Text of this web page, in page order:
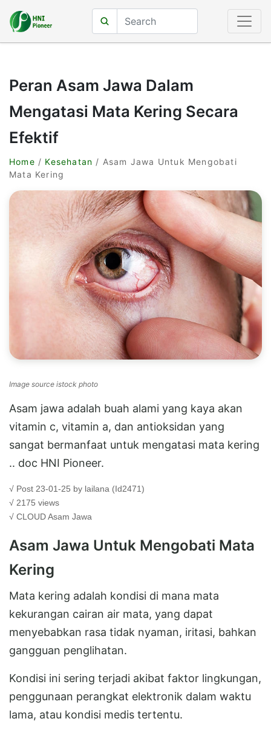
Peran Asam Jawa Dalam
Mengatasi Mata Kering Secara
Efektif
Home / Kesehatan / Asam Jawa Untuk Mengobati
Mata Kering
Image source istock photo
Asam jawa adalah buah alami yang kaya akan
vitamin c, vitamin a, dan antioksidan yang
sangat bermanfaat untuk mengatasi mata kering
.. doc HNI Pioneer.
√ Post 23-01-25 by lailana (Id2471)
√ 2175 views
√ CLOUDAsam Jawa
Asam Jawa Untuk Mengobati Mata
Kering
Mata kering adalah kondisi di mana mata
kekurangan cairan air mata, yang dapat
menyebabkan rasa tidak nyaman, iritasi, bahkan
gangguan penglihatan.
Kondisi ini sering terjadi akibat faktor lingkungan,
penggunaan perangkat elektronik dalam waktu
lama, atau kondisi medis tertentu.